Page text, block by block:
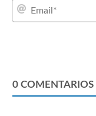
0 COMENTARIOS